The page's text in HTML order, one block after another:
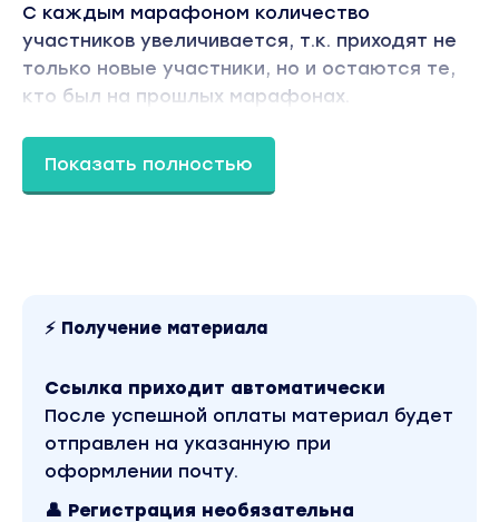
С каждым марафоном количество
участников увеличивается, т.к. приходят не
только новые участники, но и остаются те,
кто был на прошлых марафонах.
презентовать и т.д.)
Reels. Тариф Базовый». Это материал 2022
года. В магазине Coursx.net данный материал
доступен за 249 рублей. Обучающий курс входит
в рубрику «SEO и SMM / Instagram / Видео и фото
/ Курсы по Reels ». Другие материалы автора
«Артём Сенаторов» можно найти через поиск
по сайту.
Показать полностью
⚡ Получение материала
Ссылка приходит автоматически
После успешной оплаты материал будет
отправлен на указанную при
оформлении почту.
👤 Регистрация необязательна